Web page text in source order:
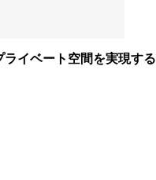
イベート空間を実現する